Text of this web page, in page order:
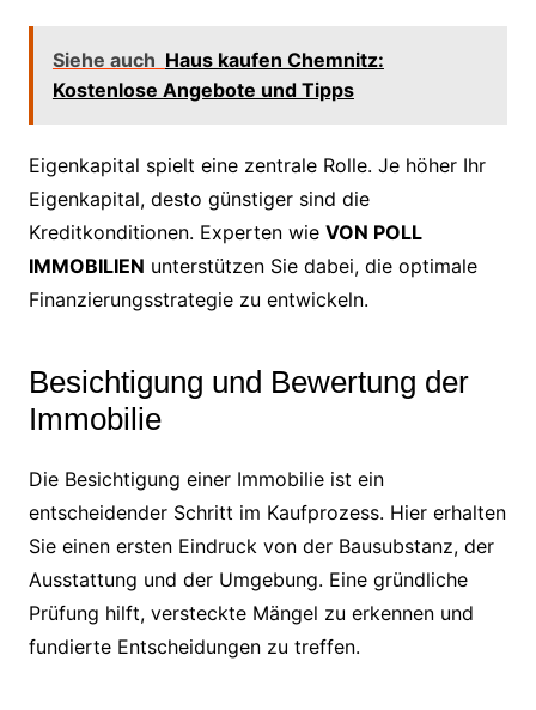
Siehe auch Haus kaufen Chemnitz:
Kostenlose Angebote und Tipps
Eigenkapital spielt eine zentrale Rolle. Je höher Ihr
Eigenkapital, desto günstiger sind die
Kreditkonditionen. Experten wie VON POLL
IMMOBILIEN unterstützen Sie dabei, die optimale
Finanzierungsstrategie zu entwickeln.
Besichtigung und Bewertung der
Immobilie
Die Besichtigung einer Immobilie ist ein
entscheidender Schritt im Kaufprozess. Hier erhalten
Sie einen ersten Eindruck von der Bausubstanz, der
Ausstattung und der Umgebung. Eine gründliche
Prüfung hilft, versteckte Mängel zu erkennen und
fundierte Entscheidungen zu treffen.